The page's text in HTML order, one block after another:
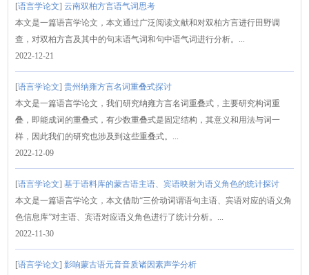
[语言学论文]云南双柏方言语气词思考
本文是一篇语言学论文，本文通过广泛阅读文献和对双柏方言进行田野调
查，对双柏方言及其中的句末语气词和句中语气词进行分析。...
2022-12-21
[语言学论文]贵州纳雍方言名词重叠式探讨
本文是一篇语言学论文，我们研究纳雍方言名词重叠式，主要研究构词重
叠，即能成词的重叠式，有少数重叠式是固定结构，其意义和用法与词一
样，因此我们的研究也涉及到这些重叠式。...
2022-12-09
[语言学论文]基于语料库的蒙古语主语、宾语映射为语义角色的统计探讨
本文是一篇语言学论文，本文借助“三价动词谓语句主语、宾语对应的语义角
色信息库”对主语、宾语对应语义角色进行了统计分析。...
2022-11-30
[语言学论文]影响蒙古语元音音质诸因素声学分析